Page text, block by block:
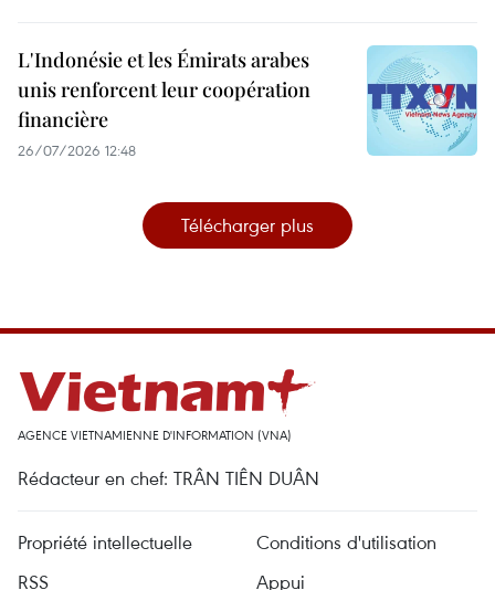
L'Indonésie et les Émirats arabes
unis renforcent leur coopération
financière
26/07/2026 12:48
Télécharger plus
AGENCE VIETNAMIENNE D'INFORMATION (VNA)
Rédacteur en chef: TRÂN TIÊN DUÂN
Propriété intellectuelle
Conditions d'utilisation
RSS
Appui